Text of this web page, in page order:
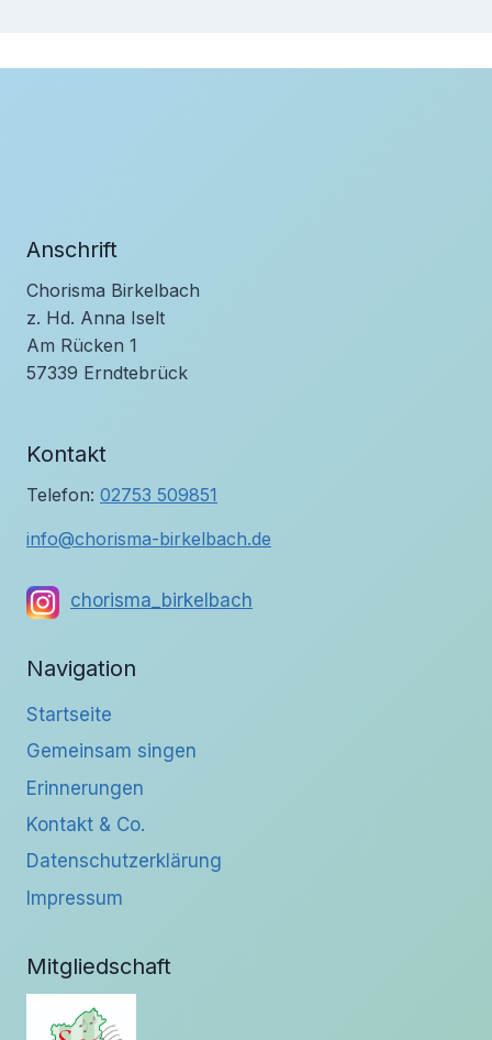
Anschrift
Chorisma Birkelbach
z. Hd. Anna Iselt
Am Rücken 1
57339 Erndtebrück
Kontakt
Telefon: 02753 509851
info@chorisma-birkelbach.de
chorisma_birkelbach
Navigation
Startseite
Gemeinsam singen
Erinnerungen
Kontakt & Co.
Datenschutzerklärung
Impressum
Mitgliedschaft